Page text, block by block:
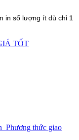
in số lượng ít dù chỉ 1
TỐT
Phương thức giao